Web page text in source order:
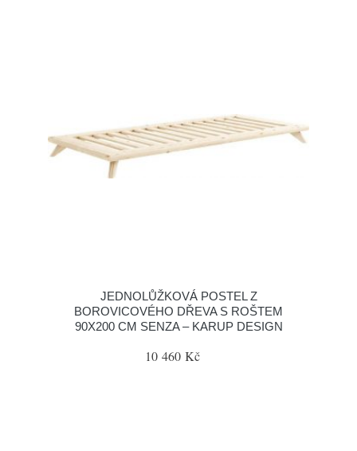
JEDNOLŮŽKOVÁ POSTEL Z
BOROVICOVÉHO DŘEVA S ROŠTEM
90X200 CM SENZA – KARUP DESIGN
10 460 Kč